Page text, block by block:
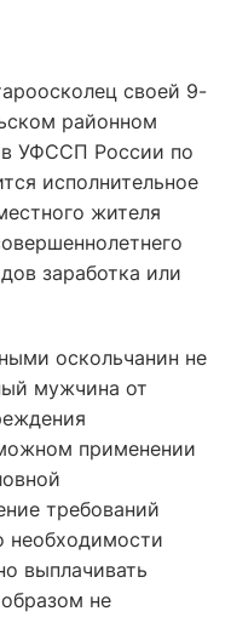
своей 9-
районном
УФССП России по
исполнительное
жителя
заработка или
оскольчанин не
мужчина от
применении
требований
необходимости
выплачивать
не